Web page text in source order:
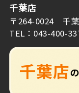
千葉店
〒264-0024 千
TEL：043-400-